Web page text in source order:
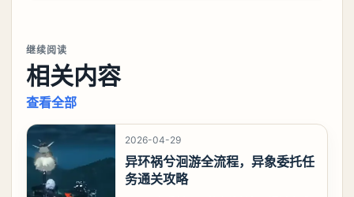
继续阅读
相关内容
查看全部
2026-04-29
异环祸兮洄游全流程，异象委托任
务通关攻略